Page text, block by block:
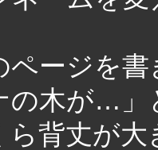
ページを
の木が…」
ら背丈が